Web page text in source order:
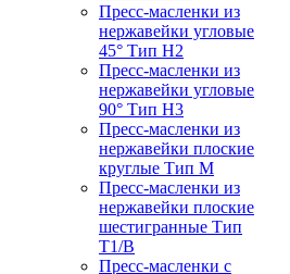
Пресс-масленки из
нержавейки угловые
45° Тип H2
Пресс-масленки из
нержавейки угловые
90° Тип H3
Пресс-масленки из
нержавейки плоские
круглые Тип M
Пресс-масленки из
нержавейки плоские
шестигранные Тип
T1/B
Пресс-масленки с